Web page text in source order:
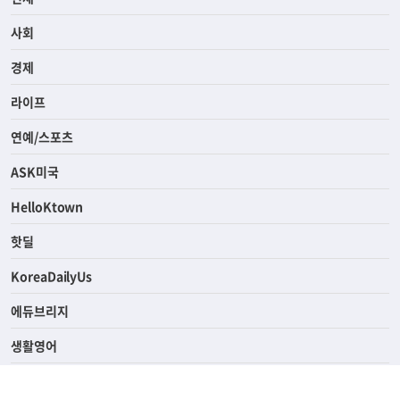
사회
경제
라이프
연예/스포츠
ASK미국
HelloKtown
핫딜
KoreaDailyUs
에듀브리지
생활영어